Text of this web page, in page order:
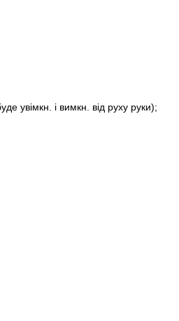
увімкн. і вимкн. від руху руки);